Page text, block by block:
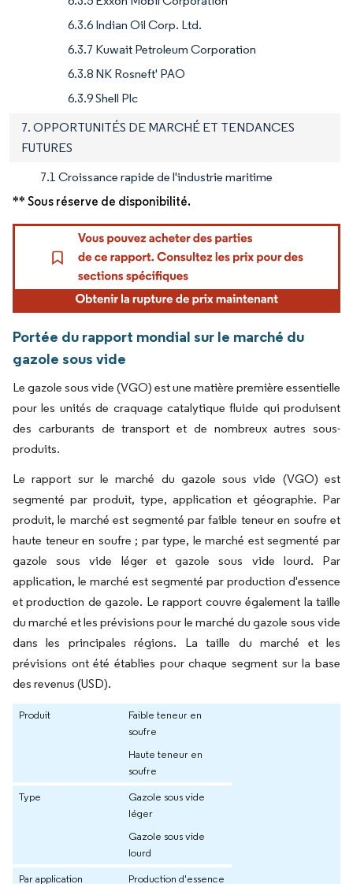
6.3.6 Indian Oil Corp. Ltd.
6.3.7 Kuwait Petroleum Corporation
6.3.8 NK Rosneft' PAO
6.3.9 Shell Plc
7. OPPORTUNITÉS DE MARCHÉ ET TENDANCES
FUTURES
7.1 Croissance rapide de l'industrie maritime
** Sous réserve de disponibilité.
Portée du rapport mondial sur le marché du
gazole sous vide
Le gazole sous vide (VGO) est une matière première essentielle
pour les unités de craquage catalytique fluide qui produisent
des carburants de transport et de nombreux autres sous-
produits.
Le rapport sur le marché du gazole sous vide (VGO) est
segmenté par produit, type, application et géographie. Par
produit, le marché est segmenté par faible teneur en soufre et
haute teneur en soufre ; par type, le marché est segmenté par
gazole sous vide léger et gazole sous vide lourd. Par
application, le marché est segmenté par production d'essence
et production de gazole. Le rapport couvre également la taille
du marché et les prévisions pour le marché du gazole sous vide
dans les principales régions. La taille du marché et les
prévisions ont été établies pour chaque segment sur la base
des revenus (USD).
Produit
Faible teneur en
soufre
Haute teneur en
soufre
Type
Gazole sous vide
léger
Gazole sous vide
lourd
Par application
Production d'essence